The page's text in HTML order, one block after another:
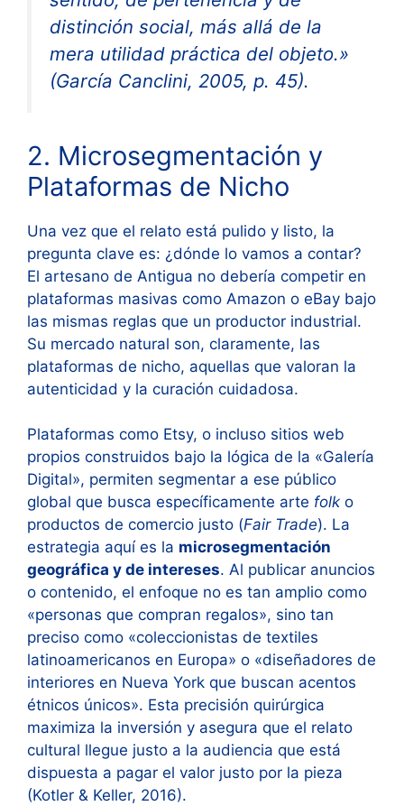
distinción social, más allá de la
mera utilidad práctica del objeto.»
(García Canclini, 2005, p. 45).
2. Microsegmentación y
Plataformas de Nicho
Una vez que el relato está pulido y listo, la
pregunta clave es: ¿dónde lo vamos a contar?
El artesano de Antigua no debería competir en
plataformas masivas como Amazon o eBay bajo
las mismas reglas que un productor industrial.
Su mercado natural son, claramente, las
plataformas de nicho, aquellas que valoran la
autenticidad y la curación cuidadosa.
Plataformas como Etsy, o incluso sitios web
propios construidos bajo la lógica de la «Galería
Digital», permiten segmentar a ese público
global que busca específicamente arte folk o
productos de comercio justo (Fair Trade). La
estrategia aquí es la microsegmentación
geográfica y de intereses. Al publicar anuncios
o contenido, el enfoque no es tan amplio como
«personas que compran regalos», sino tan
preciso como «coleccionistas de textiles
latinoamericanos en Europa» o «diseñadores de
interiores en Nueva York que buscan acentos
étnicos únicos». Esta precisión quirúrgica
maximiza la inversión y asegura que el relato
cultural llegue justo a la audiencia que está
dispuesta a pagar el valor justo por la pieza
(Kotler & Keller, 2016).